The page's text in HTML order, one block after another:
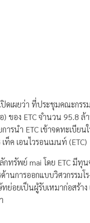
เผยว่า ที่ประชุมคณะก
อง ETC จำนวน 95.8
นำ ETC เข้าจดทะเบี
ท็ค เอนไวรอนเมนท์ (ETC)
ทรัพย์ mai โดย ETC
รออกแบบวิศวกรรมโร
ยเป็นผู้รับเหมาก่อสร้า